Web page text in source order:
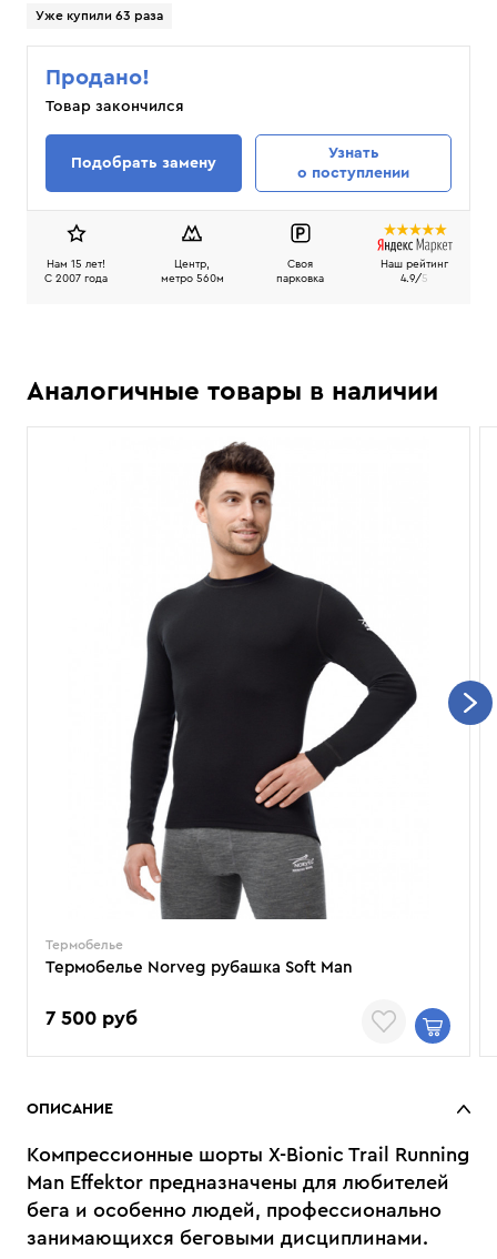
Уже купили 63 раза
Продано!
Товар закончился
Подобрать замену
Узнать
о поступлении
Нам 15 лет!
C 2007 года
Центр,
метро 560м
Своя
парковка
Наш рейтинг
4.9/5
Аналогичные товары в наличии
Термобелье
Термобелье Norveg рубашка Soft Man
7 500 руб
ОПИСАНИЕ
Компрессионные шорты X-Bionic Trail Running
Man Effektor предназначены для любителей
бега и особенно людей, профессионально
занимающихся беговыми дисциплинами.